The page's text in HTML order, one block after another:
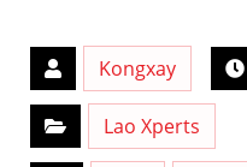
Kongxay
Lao Xperts